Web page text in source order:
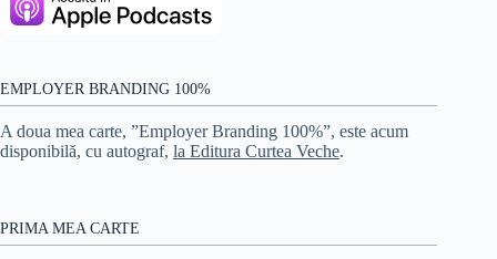
EMPLOYER BRANDING 100%
A doua mea carte, ”Employer Branding 100%”, este acum
disponibilă, cu autograf, la Editura Curtea Veche.
PRIMA MEA CARTE